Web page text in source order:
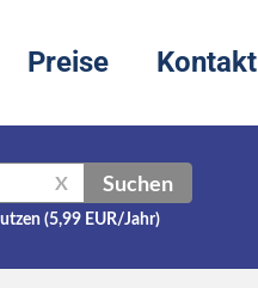
Preise Kontakt
X Suchen
(5,99 EUR/Jahr)